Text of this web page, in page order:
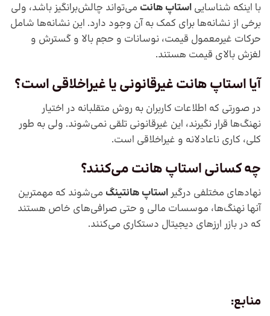
با اینکه شناسایی استاپ هانت می‌تواند چالش‌برانگیز باشد، ولی
برخی از نشانه‌ها برای کمک به آن وجود دارد. این نشانه‌ها شامل
حرکات غیرمعمول قیمت، نوسانات و حجم بالا و گسترش و
لغزش بالای قیمت هستند.
آیا استاپ هانت غیرقانونی یا غیراخلاقی است؟
در صورتی که اطلاعات کاربران به روش متقلبانه در اختیار
نهنگ‌ها قرار نگیرند، این غیرقانونی تلقی نمی‌شوند. ولی به طور
کلی، کاری ناعادلانه و غیراخلاقی است.
چه کسانی استاپ هانت می‌کنند؟
نهاد‌های مختلفی درگیراستاپ هانتینگ می‌شوند که مهمترین
آنها نهنگ‌ها، موسسات مالی و حتی صرافی‌های خاص هستند
که در بازر ارزهای دیجیتال دستکاری می‌کنند.
منابع: